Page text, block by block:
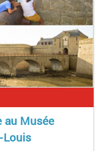
au Musée
Louis